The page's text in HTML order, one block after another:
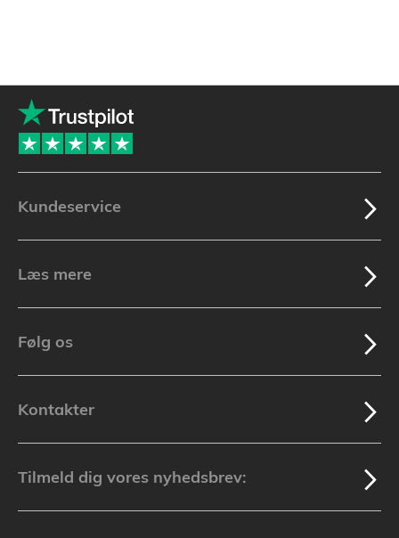
Kundeservice
Læs mere
Følg os
Kontakter
Tilmeld dig vores nyhedsbrev: